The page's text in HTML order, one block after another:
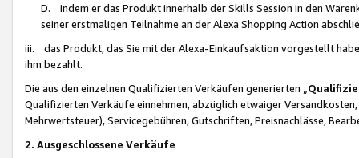
D. indem er das Produkt innerhalb der Skills Session in den
seiner erstmaligen Teilnahme an der Alexa Shopping Action
iii. das Produkt, das Sie mit der Alexa-Einkaufsaktion vorgestellt
ihm bezahlt.
Die aus den einzelnen Qualifizierten Verkäufen generierten „
Qualifizierten Verkäufe einnehmen, abzüglich etwaiger
Mehrwertsteuer), Servicegebühren, Gutschriften, Preisnachlässe,
2. Ausgeschlossene Verkäufe